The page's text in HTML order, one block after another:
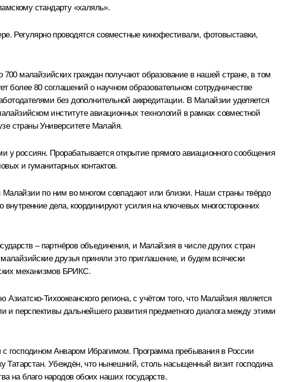
стандарту «халяль».
Регулярно проводятся совместные кинофестивали, фотовыставки,
малайзийских граждан получают образование в нашей стране, в том
более 80 соглашений о научном образовательном сотрудничестве
без дополнительной аккредитации. В Малайзии уделяется
институте авиационных технологий в рамках совместной
страны Университете Малайя.
у россиян. Прорабатывается открытие прямого авиационного сообщения
и гуманитарных контактов.
по ним во многом совпадают или близки. Наши страны твёрдо
дела, координируют усилия на ключевых многосторонних
– партнёров объединения, и Малайзия в числе других стран
друзья приняли это приглашение, и будем всячески
механизмов БРИКС.
Тихоокеанского региона, с учётом того, что Малайзия является
перспективы дальнейшего развития предметного диалога между этими
господином Анваром Ибрагимом. Программа пребывания в России
Татарстан. Убеждён, что нынешний, столь насыщенный визит господина
на благо народов обоих наших государств.